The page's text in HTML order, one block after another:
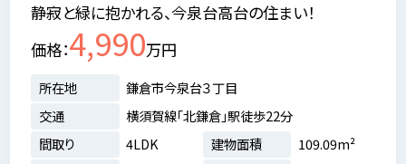
静寂と緑に抱かれる、今泉台高台の住まい！
価格 4,990万円
所在地
鎌倉市今泉台３丁目
交通
横須賀線「北鎌倉」駅徒歩22分
間取り
4LDK 建物面積
109.09m²